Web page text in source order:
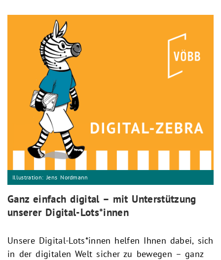
Illustration: Jens Nordmann
Ganz einfach digital – mit Unterstützung
unserer Digital-Lots*innen
Unsere Digital-Lots*innen helfen Ihnen dabei, sich
in der digitalen Welt sicher zu bewegen – ganz